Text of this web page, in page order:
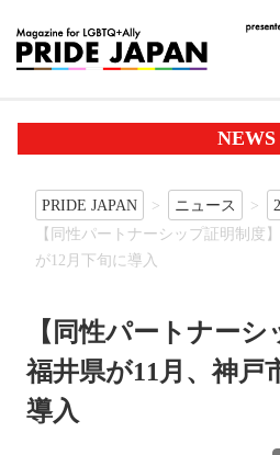
NEWS
PRIDE JAPAN ニュース
【同性パートナーシップ証明制度
が12月下旬に導入
【同性パートナーシ
福井県が11月、神戸
導入